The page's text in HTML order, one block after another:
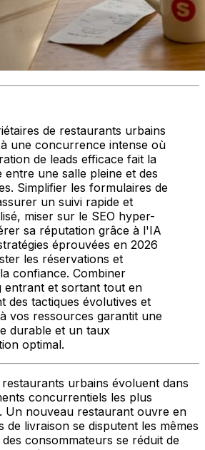
de restaurants urbains
une concurrence intense où
de leads efficace fait la
entre une salle pleine et des
Simplifier les formulaires de
un suivi rapide et
miser sur le SEO hyper-
sa réputation grâce à l'IA
éprouvées en 2026
les réservations et
confiance. Combiner
entrant et sortant tout en
des tactiques évolutives et
vos ressources garantit une
durable et un taux
optimal.
urbains évoluent dans
concurrentiels les plus
Un nouveau restaurant ouvre en
de livraison se disputent les mêmes
consommateurs se réduit de